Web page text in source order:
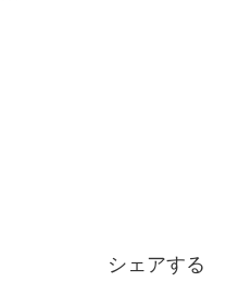
シェアする